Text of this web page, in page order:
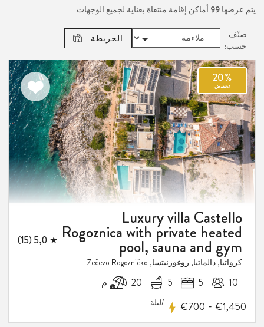
يتم عرضها99 أماكن إقامة منتقاة بعناية لجميع الوجهات
صنّف
حسب:
الخريطة
اضف
الى
المفضلة
Luxury villa Castello
Rogoznica with private heated
pool, sauna and gym
★ 5,0 (15)
كرواتيا, دالماتيا, روغوزنيتسا, Zečevo Rogozničko
10
5
5 20 م
€700 - €1,450 /ليلة